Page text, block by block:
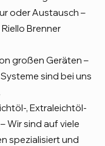
oder Austausch –
Brenner
großen Geräten –
sind bei uns
, Extraleichtöl-
Wir sind auf viele
spezialisiert und